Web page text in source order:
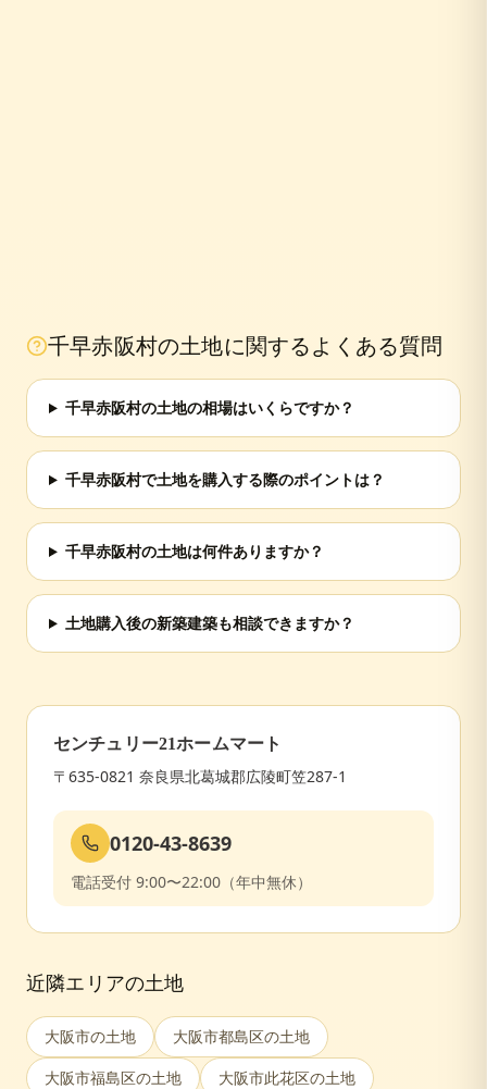
千早赤阪村の土地に関するよくある質問
千早赤阪村の土地の相場はいくらですか？
千早赤阪村で土地を購入する際のポイントは？
千早赤阪村の土地は何件ありますか？
土地購入後の新築建築も相談できますか？
センチュリー21ホームマート
〒635-0821 奈良県北葛城郡広陵町笠287-1
0120-43-8639
電話受付 9:00〜22:00（年中無休）
近隣エリアの土地
大阪市の土地 大阪市都島区の土地
大阪市福島区の土地 大阪市此花区の土地